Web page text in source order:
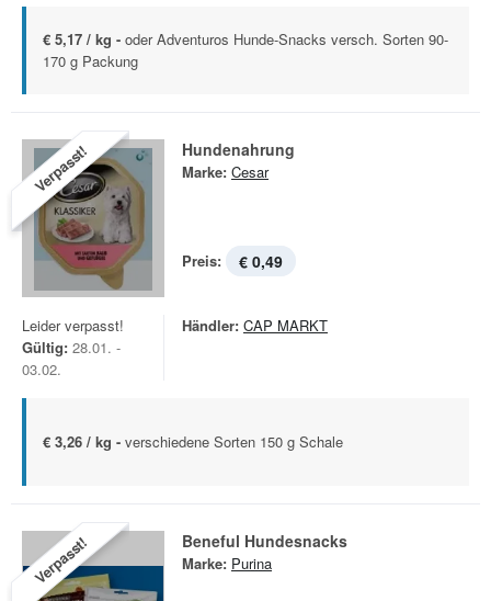
€ 5,17 / kg - oder Adventuros Hunde-Snacks versch. Sorten 90-
170 g Packung
Verpasst! Hundenahrung
Marke: Cesar
Preis: € 0,49
Leider verpasst!
Gültig: 28.01. -
03.02.
Händler: CAP MARKT
€ 3,26 / kg - verschiedene Sorten 150 g Schale
Verpasst! Beneful Hundesnacks
Marke: Purina